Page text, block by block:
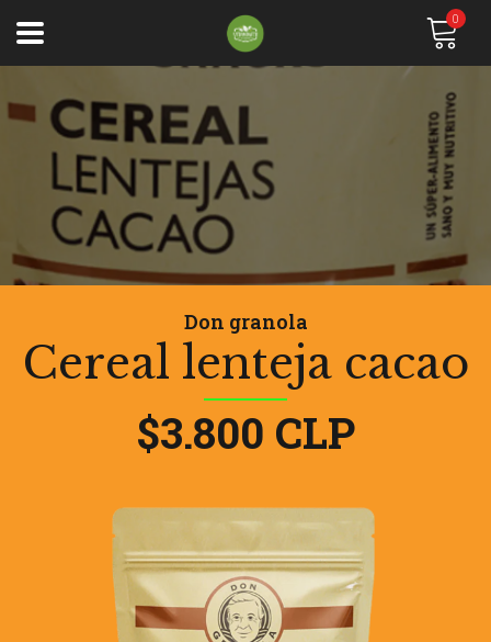
0
Don granola
Cereal lenteja cacao
$3.800 CLP